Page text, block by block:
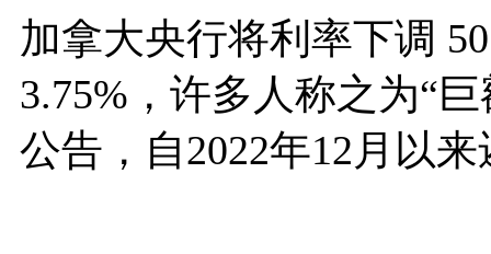
加拿大央行将利率下调
3.75%，许多人称之为“
公告，自2022年12月以